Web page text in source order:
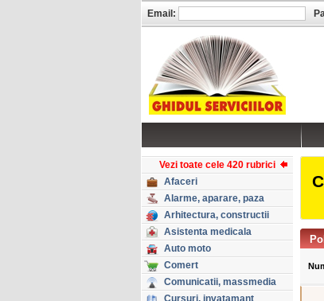
Vezi toate cele 420 rubrici
Afaceri
Alarme, aparare, paza
Arhitectura, constructii
Asistenta medicala
Auto moto
Comert
Comunicatii, massmedia
Cursuri, invatamant
Email: